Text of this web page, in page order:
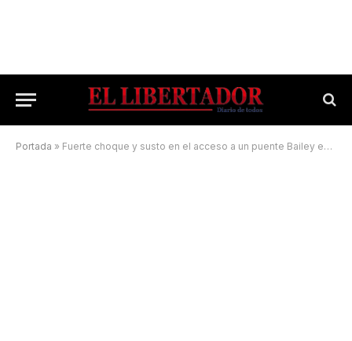
Portada » Fuerte choque y susto en el acceso a un puente Bailey en Corrientes